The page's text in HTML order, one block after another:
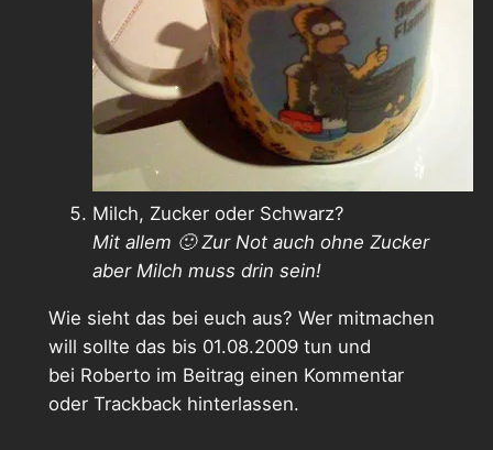
Milch, Zucker oder Schwarz?
Mit allem 🙂 Zur Not auch ohne Zucker
aber Milch muss drin sein!
Wie sieht das bei euch aus? Wer mitmachen
will sollte das bis 01.08.2009 tun und
bei Roberto im Beitrag einen Kommentar
oder Trackback hinterlassen.